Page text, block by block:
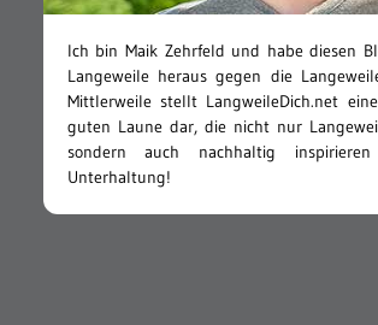
Ich bin Maik Zehrfeld und habe diesen
Langeweile heraus gegen die
Mittlerweile stellt LangweileDich.net
guten Laune dar, die nicht nur
sondern auch nachhaltig
Unterhaltung!